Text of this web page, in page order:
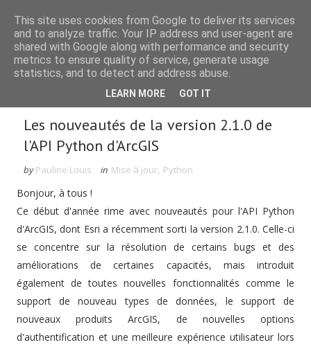
Rechercher dans le blog
Les nouveautés de la version 2.1.0 de
l'API Python d'ArcGIS
by Pauline Louis in Mise à jour, Python
Bonjour, à tous !
Ce début d'année rime avec nouveautés pour l'API Python
d'ArcGIS, dont Esri a récemment sorti la version 2.1.0. Celle-ci
se concentre sur la résolution de certains bugs et des
améliorations de certaines capacités, mais introduit
également de toutes nouvelles fonctionnalités comme le
support de nouveau types de données, le support de
nouveaux produits ArcGIS, de nouvelles options
d'authentification et une meilleure expérience utilisateur lors
This site uses cookies from Google to deliver its services
and to analyze traffic. Your IP address and user-agent are
shared with Google along with performance and security
metrics to ensure quality of service, generate usage
statistics, and to detect and address abuse.
LEARN MORE GOT IT